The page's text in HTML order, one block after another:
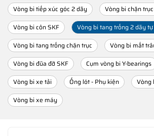
Vòng bi tiếp xúc góc 2 dãy
Vòng bi chặn
Vòng bi côn SKF
Vòng bi tang trống 2 dãy
Vòng bi tang trống chặn trục
Vòng bi mắt
Vòng bi đũa đỡ SKF
Cụm vòng bi Y-bearings
Vòng bi xe tải
Ống lót - Phụ kiện
Vòng
Vòng bi xe máy